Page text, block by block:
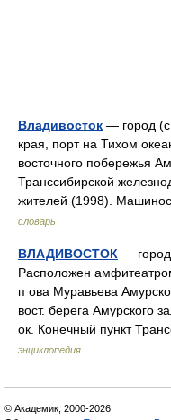
Владивосток — город (с
края, порт на Тихом
восточного побережья
Транссибирской
жителей (1998).
словарь
ВЛАДИВОСТОК —
Расположен
п ова Муравьева
вост. берега Амурского
ок. Конечный пункт
энциклопедия
© Академик, 2000-2026